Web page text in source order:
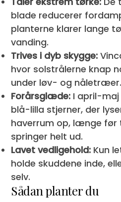
blade reducerer
planterne klarer lange
vanding.
Trives i dyb skygge:
hvor solstrålerne knap
under løv- og nåletræer.
Forårsglæde: I april-
blå-lilla stjerner, der
haverrum op, længe
springer helt ud.
Lavet vedligehold: Kun
holde skuddene inde,
selv.
Sådan planter du